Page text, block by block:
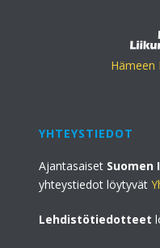
Hämeen
YHTEYSTIEDOT
Ajantasaiset Suomen
yhteystiedot löytyvät
Lehdistötiedotteet